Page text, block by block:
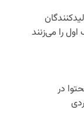
را می‌زنند
در